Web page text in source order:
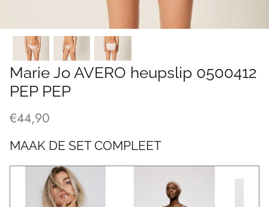
Marie Jo AVERO heupslip 0500412
PEP PEP
€44,90
MAAK DE SET COMPLEET